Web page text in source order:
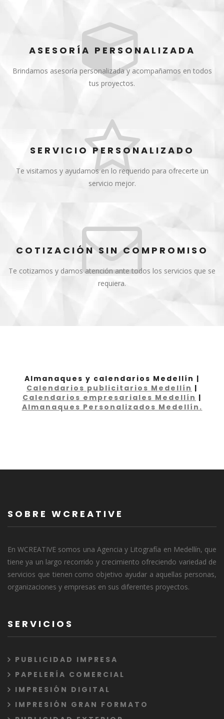
ASESORÍA PERSONALIZADA
Brindamos asesoría personalizada y acompañamos en todos
tus proyectos.
SERVICIO PERSONALIZADO
Te visitamos y ayudamos en lo requerido para ofrecerte un
servicio mejor.
COTIZACIÓN SIN COMPROMISO
Te cotizamos y damos atención ante todos los servicios que se
requiera.
Almanaques y calendarios Medellín |
Calendarios publicitarios Medellín |
Calendarios empresariales Medellín |
Almanaques Personalizados Medellín.
SOBRE WCREATIVE
En WCREATIVE somos una Agencia y Litografía en Medellín, que
tiene ya un largo recorrido y crecimiento ofreciendo variedad de
servicios que tienen como objetivo ayudar a aquellas personas,
organizaciones y empresas en sus diferentes proyectos.
SERVICIOS
PUBLICIDAD IMPRESA
PAPELERÍA COMERCIAL
IMPRESIÓN DIGITAL
IMPRESIÓN GRAN FORMATO